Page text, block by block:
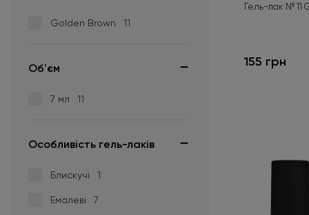
Golden Brown 11
Об'єм
7 мл 11
Особливість гель-лаків
Блискучі 1
Емалеві 7
Гель-лак № 11
155 грн